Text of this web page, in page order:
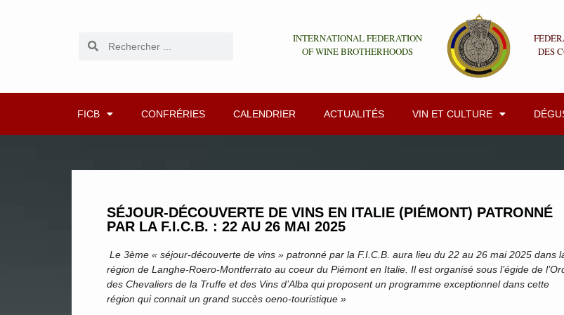
INTERNATIONAL FEDERATION
OF WINE BROTHERHOODS
DES
FICB CONFRÉRIES CALENDRIER ACTUALITÉS VIN ET CULTURE
SÉJOUR-DÉCOUVERTE DE VINS EN ITALIE (PIÉMONT) PATRONNÉ
PAR LA F.I.C.B. : 22 AU 26 MAI 2025
Le 3ème « séjour-découverte de vins » patronné par la F.I.C.B. aura lieu du 22 au 26 mai 2025 dans
région de Langhe-Roero-Montferrato au coeur du Piémont en Italie. Il est organisé sous l’égide de
des Chevaliers de la Truffe et des Vins d’Alba qui proposent un programme exceptionnel dans cette
région qui connait un grand succès oeno-touristique »